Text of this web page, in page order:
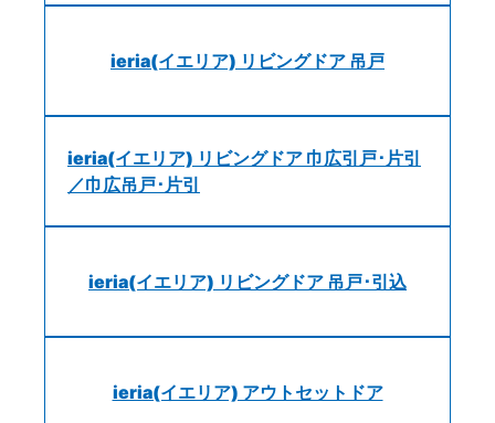
ieria(イエリア) リビングドア 吊戸
ieria(イエリア) リビングドア 巾広引戸･片引
／巾広吊戸･片引
ieria(イエリア) リビングドア 吊戸･引込
ieria(イエリア) アウトセットドア